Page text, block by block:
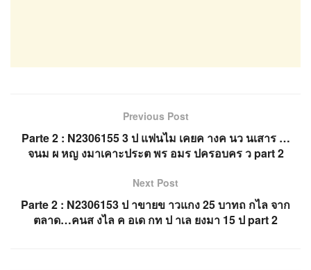
Previous Post
Parte 2 : N2306155 3 ป แฟนไม เคยค างค นว นเสาร …
จนม ผ หญ งมาเคาะประต พร อมร ปครอบคร ว part 2
Next Post
Parte 2 : N2306153 ป าขายข าวแกง 25 บาทถ กไล จาก
ตลาด…คนส งไล ค อเด กท ป าเล ยงมา 15 ป part 2